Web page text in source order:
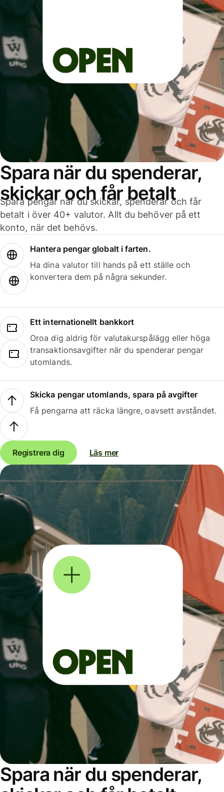
Spara när du spenderar,
skickar och får betalt
Spara pengar när du skickar, spenderar och får
betalt i över 40+ valutor. Allt du behöver på ett
konto, när det behövs.
Hantera pengar globalt i farten.
Ha dina valutor till hands på ett ställe och
konvertera dem på några sekunder.
Ett internationellt bankkort
Oroa dig aldrig för valutakurspålägg eller höga
transaktionsavgifter när du spenderar pengar
utomlands.
Skicka pengar utomlands, spara på avgifter
Få pengarna att räcka längre, oavsett avståndet.
Registrera dig Läs mer
Spara när du spenderar,